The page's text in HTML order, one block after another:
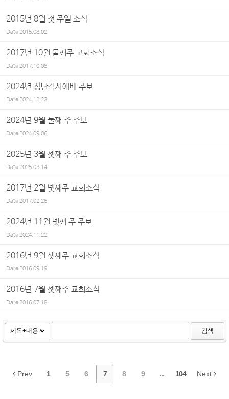
2015년 8월 첫 주일 소식
Date2015.08.02
2017년 10월 둘째주 교회소식
Date2017.10.08
2024년 성탄감사예배 주보
Date2024.12.23
2024년 9월 둘째 주 주보
Date2024.09.06
2025년 3월 셋째 주 주보
Date2025.03.14
2017년 2월 넷째주 교회소식
Date2017.02.26
2024년 11월 넷째 주 주보
Date2024.11.22
2016년 9월 셋째주 교회소식
Date2016.09.19
2016년 7월 셋째주 교회소식
Date2016.07.18
검색
Prev 1 5 6 7 8 9 ... 104 Next